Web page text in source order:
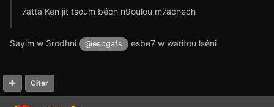
7atta Ken jit tsoum béch n9oulou m7achech
Sayim w 3rodhni @espgafs esbe7 w waritou lséni
Citer